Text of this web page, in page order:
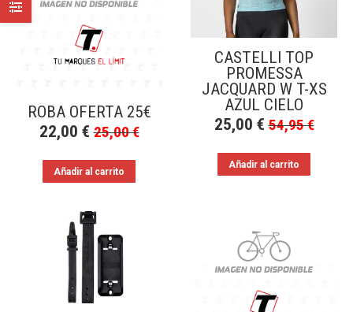
ROBA OFERTA 25€
22,00 € 25,00€
Añadir al carrito
CASTELLI TOP
PROMESSA
JACQUARD W T-XS
AZUL CIELO
25,00 € 54,95€
Añadir al carrito